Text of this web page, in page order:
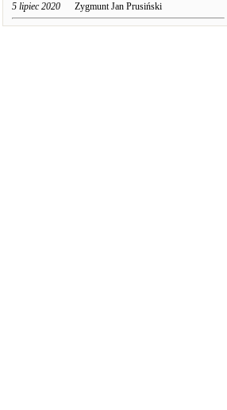
5 lipiec 2020 Zygmunt Jan Prusiński